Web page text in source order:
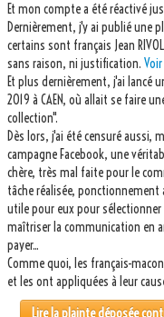
2013, FRANCE, VAR :
Extorsions, Menaces de Mort
2018, FRANCE, VAR :
Dogmatique
2019, FRANCE, Europe :
de l'État et de l'Europe,
Politique, leur Religion et leur
LA COUARDISE DU SÉNAT
LE FINANCEMENT OCCULTE ET
PARTI LREM
FACEBOOK FRANCE À LA SOLDE
ET DES NAZIS
Et mon compte a été réactivé
Dernièrement, j'y ai publié une
certains sont français Jean
sans raison, ni justification.
Et plus dernièrement, j'ai lancé
2019 à CAEN, où allait se faire
collection".
Dès lors, j'ai été censuré aussi,
campagne Facebook, une
chère, très mal faite pour le
tâche réalisée, ponctionnement
utile pour eux pour
maîtriser la communication en
payer...
Comme quoi, les français-
et les ont appliquées à leur
Lire la plainte déposée